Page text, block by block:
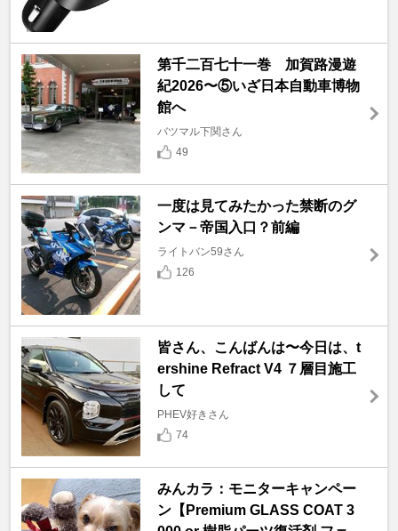
第千二百七十一巻 加賀路漫遊
紀2026〜⑤いざ日本自動車博物
館へ
バツマル下関さん
49
一度は見てみたかった禁断のグ
ンマ－帝国入口？前編
ライトバン59さん
126
皆さん、こんばんは〜今日は、t
ershine Refract V4 ７層目施工
して
PHEV好きさん
74
みんカラ：モニターキャンペー
ン【Premium GLASS COAT 3